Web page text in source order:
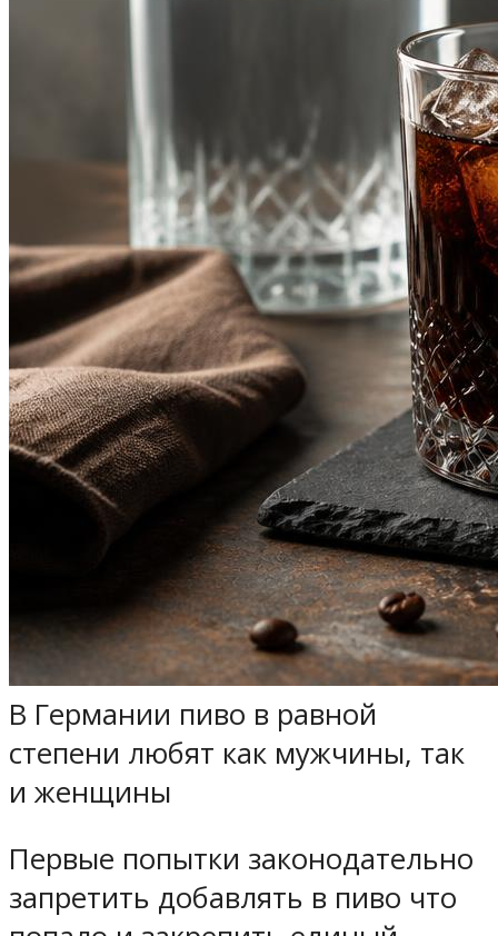
В Германии пиво в равной
степени любят как мужчины, так
и женщины
Первые попытки законодательно
запретить добавлять в пиво что